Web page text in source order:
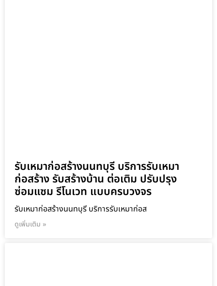
รับเหมาก่อสร้างนนทบุรี บริการรับเหมา
ก่อสร้าง รับสร้างบ้าน ต่อเติม ปรับปรุง
ซ่อมแซม รีโนเวท แบบครบวงจร
รับเหมาก่อสร้างนนทบุรี บริการรับเหมาก่อส
ดูเพิ่มเติม »